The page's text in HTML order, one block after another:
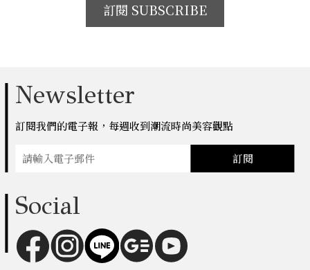
訂閱 SUBSCRIBE
Newsletter
訂閱我們的電子報，每週收到潮流時尚美容觀點
訂閱
Social